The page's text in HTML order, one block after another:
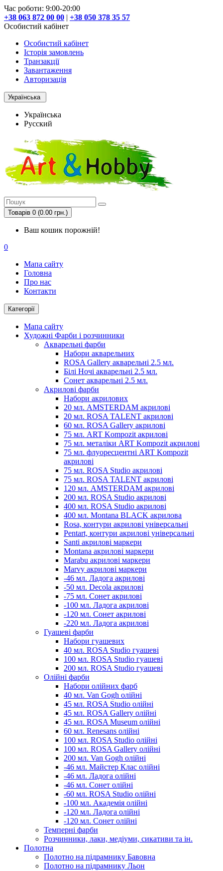
Час роботи: 9:00-20:00
+38 063 872 00 00 | +38 050 378 35 57
Особистий кабінет
Особистий кабінет
Історія замовлень
Транзакції
Завантаження
Авторизація
Українська
Українська
Русский
Товарів 0 (0.00 грн.)
Ваш кошик порожній!
0
Мапа сайту
Головна
Про нас
Контакти
Категорії
Мапа сайту
Художні Фарби і розчинники
Акварельні фарби
Набори акварельних
ROSA Gallery акварельні 2.5 мл.
Білі Ночі акварельні 2.5 мл.
Сонет акварельні 2.5 мл.
Акрилові фарби
Набори акрилових
20 мл. AMSTERDAM акрилові
20 мл. ROSA TALENT акрилові
60 мл. ROSA Gallery акрилові
75 мл. ART Kompozit акрилові
75 мл. металіки ART Kompozit акрилові
75 мл. флуоресцентні ART Kompozit
акрилові
75 мл. ROSA Studio акрилові
75 мл. ROSA TALENT акрилові
120 мл. AMSTERDAM акрилові
200 мл. ROSA Studio акрилові
400 мл. ROSA Studio акрилові
400 мл. Montana BLACK акрилова
Rosa, контури акрилові універсальні
Pentart, контури акрилові універсальні
Santi акрилові маркери
Montana акрилові маркери
Marabu акрилові маркери
Marvy акрилові маркери
-46 мл. Ладога акрилові
-50 мл. Decola акрилові
-75 мл. Сонет акрилові
-100 мл. Ладога акрилові
-120 мл. Сонет акрилові
-220 мл. Ладога акрилові
Гуашеві фарби
Набори гуашевих
40 мл. ROSA Studio гуашеві
100 мл. ROSA Studio гуашеві
200 мл. ROSA Studio гуашеві
Олійні фарби
Набори олійних фарб
40 мл. Van Gogh олійні
45 мл. ROSA Studio олійні
45 мл. ROSA Gallery олійні
45 мл. ROSA Museum олійні
60 мл. Renesans олійні
100 мл. ROSA Studio олійні
100 мл. ROSA Gallery олійні
200 мл. Van Gogh олійні
-46 мл. Майстер Клас олійні
-46 мл. Ладога олійні
-46 мл. Сонет олійні
-60 мл. ROSA Studio олійні
-100 мл. Академія олійні
-120 мл. Ладога олійні
-120 мл. Сонет олійні
Темперні фарби
Розчинники, лаки, медіуми, сикативи та ін.
Полотна
Полотно на підрамнику Бавовна
Полотно на підрамнику Льон